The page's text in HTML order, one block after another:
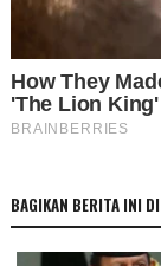
BAGIKAN BERITA INI